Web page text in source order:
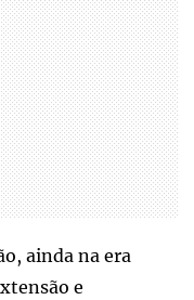
ainda na era
e